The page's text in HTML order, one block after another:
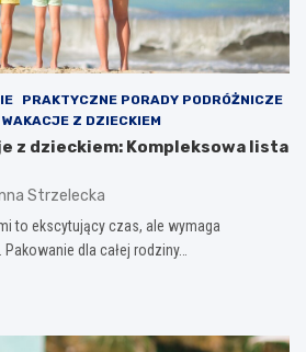
PRAKTYCZNE PORADY PODRÓŻNICZE
WAKACJE Z DZIECKIEM
z dzieckiem: Kompleksowa lista
Strzelecka
to ekscytujący czas, ale wymaga
dla całej rodziny…